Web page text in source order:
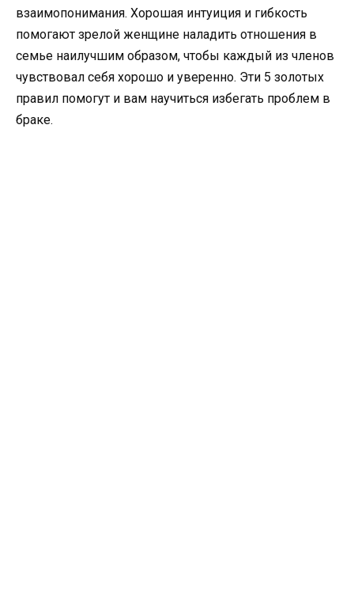
взаимопонимания. Хорошая интуиция и гибкость
помогают зрелой женщине наладить отношения в
семье наилучшим образом, чтобы каждый из членов
чувствовал себя хорошо и уверенно. Эти 5 золотых
правил помогут и вам научиться избегать проблем в
браке.